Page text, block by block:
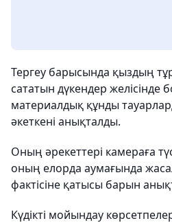
Тергеу барысында қыздың
сататын дүкендер желісінде
материалдық құнды
әкеткені анықталды.
Оның әрекеттері камераға
оның елорда аумағында
фактісіне қатысы барын
Күдікті мойындау